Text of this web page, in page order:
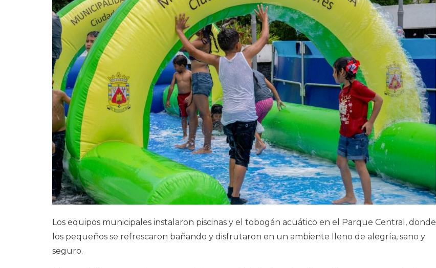
Los equipos municipales instalaron piscinas y el tobogán acuático en el Parque Central, donde
los pequeños se refrescaron bañando y disfrutaron en un ambiente lleno de alegría, sano y
seguro.